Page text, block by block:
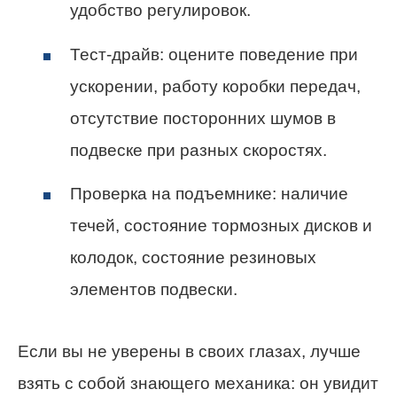
удобство регулировок.
Тест-драйв: оцените поведение при
ускорении, работу коробки передач,
отсутствие посторонних шумов в
подвеске при разных скоростях.
Проверка на подъемнике: наличие
течей, состояние тормозных дисков и
колодок, состояние резиновых
элементов подвески.
Если вы не уверены в своих глазах, лучше
взять с собой знающего механика: он увидит